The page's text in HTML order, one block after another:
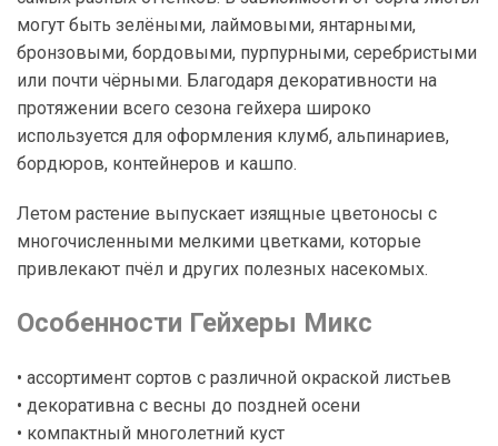
могут быть зелёными, лаймовыми, янтарными,
бронзовыми, бордовыми, пурпурными, серебристыми
или почти чёрными. Благодаря декоративности на
протяжении всего сезона гейхера широко
используется для оформления клумб, альпинариев,
бордюров, контейнеров и кашпо.
Летом растение выпускает изящные цветоносы с
многочисленными мелкими цветками, которые
привлекают пчёл и других полезных насекомых.
Особенности Гейхеры Микс
• ассортимент сортов с различной окраской листьев
• декоративна с весны до поздней осени
• компактный многолетний куст